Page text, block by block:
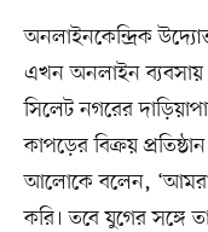
অনলাইনকেন্দ্রিক
এখন অনলাইন ব্যবসায়
সিলেট নগরের
কাপড়ের বিক্রয়
আলোকে বলেন, ‘আমরা
করি। তবে যুগের